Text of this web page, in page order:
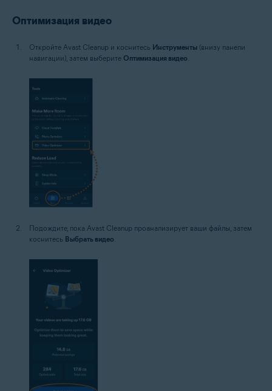
Оптимизация видео
Откройте Avast Cleanup и коснитесь Инструменты (внизу панели
навигации), затем выберите Оптимизация видео
Подождите, пока Avast Cleanup проанализирует ваши файлы, затем
коснитесь Выбрать видео